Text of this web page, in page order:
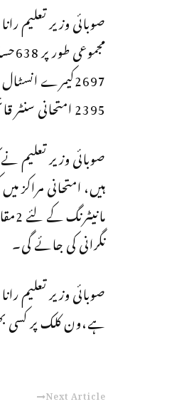
صوبائی وزیر تعلیم
2697کیمرے
2395 امتحانی سنٹر قائم کئے گئے ہیں،کل امتحانی مراکز میں سے 823امتحانی سنٹرز حساس قرار دئیے گئے ہیں۔
ہیں، امتحانی مراکز
نگرانی کی جائے گی۔
صوبائی وزیر تعلیم
ہے،ون کلک پر کسی
Next Article